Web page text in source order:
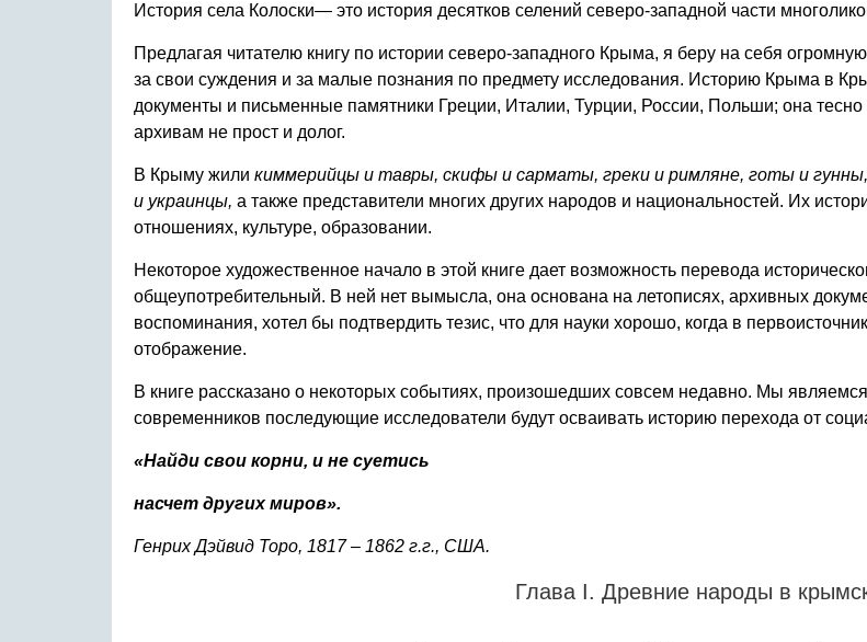
История села Колоски— это история десятков селений северо-западной части
Предлагая читателю книгу по истории северо-западного Крыма, я беру на себя
за свои суждения и за малые познания по предмету исследования. Историю Крыма в
документы и письменные памятники Греции, Италии, Турции, России, Польши; она тесно
архивам не прост и долог.
В Крыму жили киммерийцы и тавры, скифы и сарматы, греки и римляне, готы и
и украинцы, а также представители многих других народов и национальностей. Их
отношениях, культуре, образовании.
Некоторое художественное начало в этой книге дает возможность перевода
общеупотребительный. В ней нет вымысла, она основана на летописях, архивных
воспоминания, хотел бы подтвердить тезис, что для науки хорошо, когда в
отображение.
В книге рассказано о некоторых событиях, произошедших совсем недавно. Мы
современников последующие исследователи будут осваивать историю перехода от
«Найди свои корни, и не суетись
насчет других миров».
Генрих Дэйвид Торо, 1817 – 1862 г.г., США.
Глава Ι. Древние народы в